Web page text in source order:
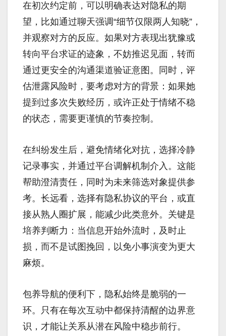
在初次约定前，可以明确表达对隐私的期
望，比如通过聊天强调“细节仅限两人知晓”，
并观察对方的反应。如果对方表现出犹豫或
转向平台求证的迹象，不妨推迟见面，转而
通过更安全的沟通渠道验证意图。同时，评
估泄露风险时，要考虑对方的背景：如果她
提到过多次失败经历，或许正处于情绪不稳
的状态，需要更谨慎的节奏控制。
在纠纷发生后，避免情绪化对抗，选择冷静
记录事实，并通过平台调解机制介入。这能
帮助澄清责任，同时为未来筛选对象提供参
考。长远看，选择有隐私协议的平台，或直
接从熟人圈扩展，能减少此类意外。关键是
培养判断力：当信息开始外流时，及时止
损，而不是试图挽回，以免小事演变为更大
麻烦。
包养导航的便利下，隐私始终是脆弱的一
环。只有在每次互动中都保持清醒的边界意
识，才能让关系从潜在风险中稳步前行。